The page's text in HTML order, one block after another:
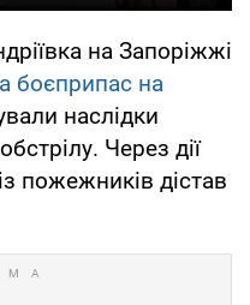
на Запоріжжі
боєприпас на
наслідки
Через дії
пожежників дістав